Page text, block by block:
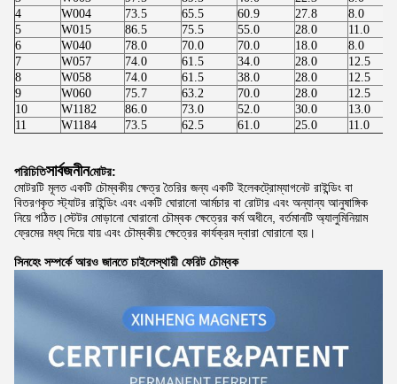
4
W004 73.5 65.5 60.9 27.8
8.0
5
W015 86.5 75.5 55.0 28.0
11.0
6
W040 78.0 70.0 70.0 18.0
8.0
7
W057 74.0 61.5 34.0 28.0
12.5
8
W058 74.0 61.5 38.0 28.0
12.5
9
W060 75.7 63.2 70.0 28.0
12.5
10
W1182 86.0 73.0 52.0 30.0
13.0
11
W1184 73.5 62.5 61.0 25.0 11.0
পরিচিতিসার্বজনীনমোটর:
মোটরটি মূলত একটি চৌম্বকীয় ক্ষেত্র তৈরির জন্য একটি ইলেকট্রোম্যাগনেট রাইন্ডিং বা
বিতরণকৃত স্ট্যাটর রাইন্ডিং এবং একটি ঘোরানো আর্মচার বা রোটার এবং অন্যান্য আনুষাঙ্গিক
নিয়ে গঠিত।স্টেটর মোড়ানো ঘোরানো চৌম্বক ক্ষেত্রের কর্ম অধীনে, বর্তমানটি অ্যালুমিনিয়াম
ফ্রেমের মধ্য দিয়ে যায় এবং চৌম্বকীয় ক্ষেত্রের কার্যক্রম দ্বারা ঘোরানো হয়।
সিনহেং সম্পর্কে আরও জানতে চাইলেস্থায়ী ফেরিট চৌম্বক